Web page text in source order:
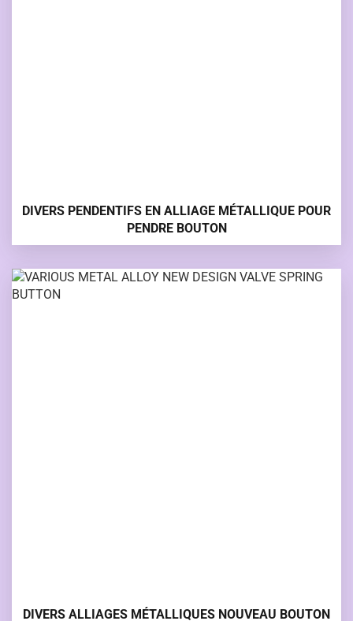
DIVERS PENDENTIFS EN ALLIAGE MÉTALLIQUE POUR
PENDRE BOUTON
DIVERS ALLIAGES MÉTALLIQUES NOUVEAU BOUTON